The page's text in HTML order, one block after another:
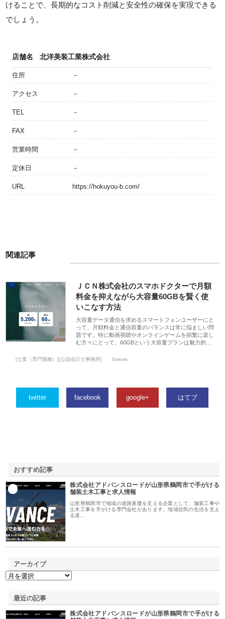
けることで、長期的なコスト削減と安全性の確保を実現できる
でしょう。
店舗名 北洋美装工業株式会社
住所 －
アクセス －
TEL －
FAX －
営業時間 －
定休日 －
URL https://hokuyou-b.com/
関連記事
ＪＣＮ株式会社のスマホドクターで月額
料金を抑えながら大容量60GBを賢く使
いこなす方法
大容量データ通信を求めるスマートフォンユーザーにと
って、月額料金と通信容量のバランスは常に悩ましい問
題です。特に動画視聴やオンラインゲームを頻繁に楽し
む方々にとって、60GBという大容量プランは魅力的…
[士業（専門職種）][公認会計士事務所] 0views
twitter facebook google+ はてブ
おすすめ記事
株式会社アドバンスロードが山形県鶴岡市で手がける
舗装土木工事と求人情報
山形県鶴岡市で地域の道路基盤を支える企業として、舗装工事や
土木工事を手がける専門会社があります。地域住民の生活を支え
る道…
アーカイブ
最近の記事
株式会社アドバンスロードが山形県鶴岡市で手がける